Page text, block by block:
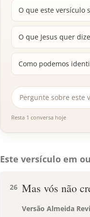
O que este versículo
O que Jesus quer
Como podemos
Resta 1 conversa hoje
Este versículo em
26 Mas vós não
Versão Almeida